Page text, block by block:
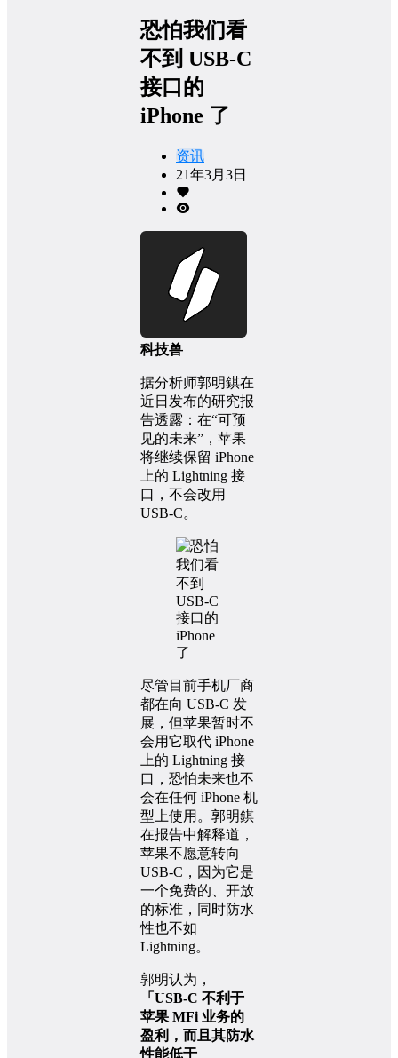
恐怕我们看
不到 USB-C
接口的
iPhone 了
资讯
21年3月3日
科技兽
据分析师郭明錤在
近日发布的研究报
告透露：在“可预
见的未来”，苹果
将继续保留 iPhone
上的 Lightning 接
口，不会改用
USB-C。
尽管目前手机厂商
都在向 USB-C 发
展，但苹果暂时不
会用它取代 iPhone
上的 Lightning 接
口，恐怕未来也不
会在任何 iPhone 机
型上使用。郭明錤
在报告中解释道，
苹果不愿意转向
USB-C，因为它是
一个免费的、开放
的标准，同时防水
性也不如
Lightning。
郭明认为，
「USB-C 不利于
苹果 MFi 业务的
盈利，而且其防水
性能低于